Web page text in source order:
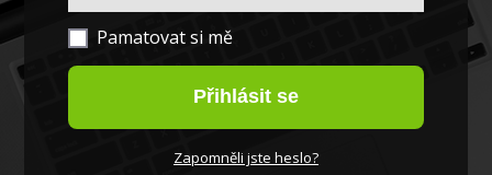
Pamatovat si mě
Přihlásit se
Zapomněli jste heslo?